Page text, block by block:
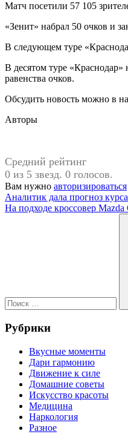
Матч посетили 57 105
«Зенит» набрал 50 очков и
В следующем туре
В десятом туре «Краснодар»
равенства очков.
Обсудить новость можно в
Авторы
Средний рейтинг
0 из 5 звезд. 0 голосов.
Вам нужно авторизироваться
Навигация
по
Предыдущая
запись:
Аналитик дала прогноз
Следующая
На подходе кроссовер Mazda
Рубрики
Вкусные моменты
Дари гармонию
Движение к силе
Домашние советы
Искусство красоты
Медицина
Наркология
Разное